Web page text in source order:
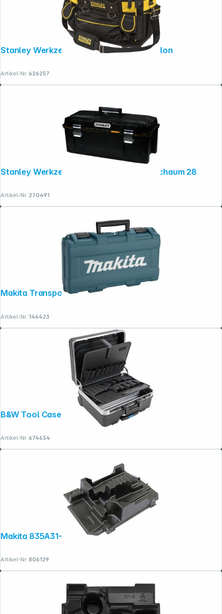
Stanley Werkzeugtasche FatMax Pro Nylon
Artikel-Nr.:626257
Stanley Werkzeugbox FatMax Strukturschaum 28
Artikel-Nr.:270491
Makita Transportkoffer
Artikel-Nr.:146423
B&W Tool Case ABS.360.PT go pocket
Artikel-Nr.:674634
Makita 835A31-4 Tiefziehteil f. MAKPAC
Artikel-Nr.:806129
Folgen Sie uns auf